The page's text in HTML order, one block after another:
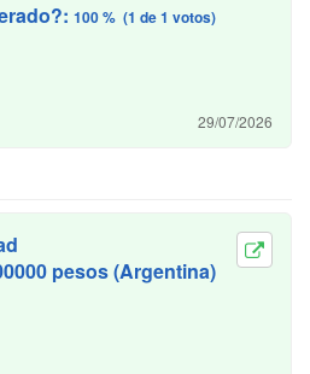
100 % (1 de 1 votos)
29/07/2026
pesos (Argentina)